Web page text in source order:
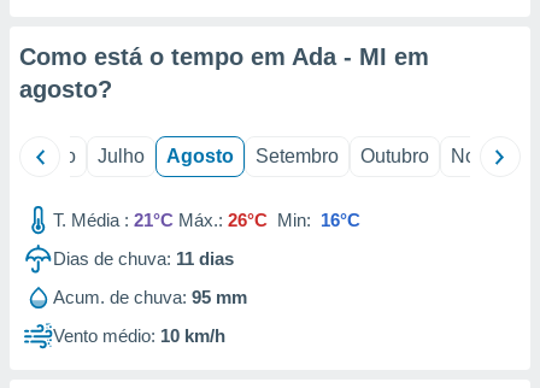
através
estudos
de
Como está o tempo em Ada - MI em
agosto?
Junho Julho Agosto Setembro Outubro Novembro
T. Média : 21°C Máx.: 26°C Min: 16°C
Dias de chuva: 11 dias
Acum. de chuva: 95 mm
Vento médio: 10 km/h